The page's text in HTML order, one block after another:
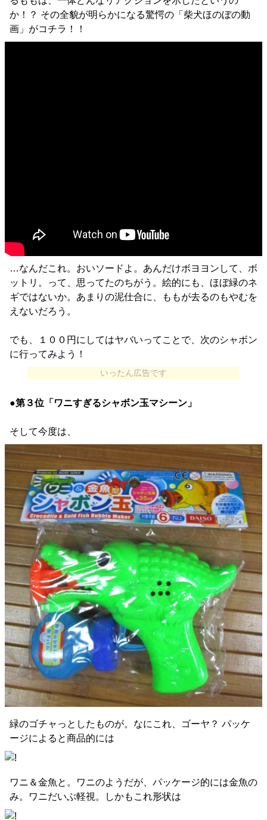
か！？ その全貌が明らかになる驚愕の「柴犬ほのぼの動
画」がコチラ！！
…なんだこれ。おいソードよ。あんだけボヨヨンして、ボ
ットリ。って、思ってたのちがう。絵的にも、ほぼ緑のネ
ギではないか。あまりの泥仕合に、ももが去るのもやむを
えないだろう。
でも、１００円にしてはヤバいってことで、次のシャボン
に行ってみよう！
いったん広告です
●第３位「ワニすぎるシャボン玉マシーン」
そして今度は、
緑のゴチャっとしたものが。なにこれ、ゴーヤ？ パッケ
ージによると商品的には
ワニ＆金魚と。ワニのようだが、パッケージ的には金魚の
み。ワニだいぶ軽視。しかもこれ形状は